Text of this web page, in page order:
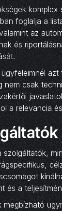
foglalja a
az
és
nem csak
a relevancia
szolgáltatók,
és a
megbízható